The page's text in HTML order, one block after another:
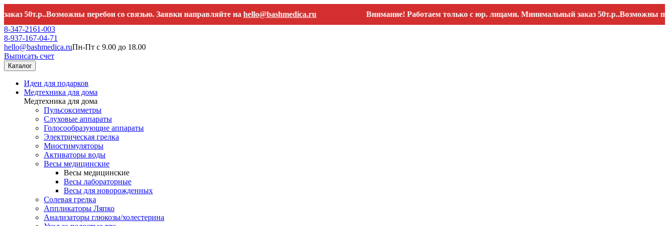
перебои со связью. Заявки направляйте наhello@bashmedica.ru
Внимание! Работаем только с юр. лицами. Минимальный заказ 50т.р..Возможны перебои
8-347-2161-003
8-937-167-04-71
hello@bashmedica.ruПн-Пт с 9.00 до 18.00
Выписать счет
Каталог
Идеи для подарков
Медтехника для дома
Медтехника для дома
Пульсоксиметры
Слуховые аппараты
Голосообразующие аппараты
Электрическая грелка
Миостимуляторы
Активаторы воды
Весы медицинские
Весы медицинские
Весы лабораторные
Весы для новорожденных
Солевая грелка
Аппликаторы Ляпко
Анализаторы глюкозы/холестерина